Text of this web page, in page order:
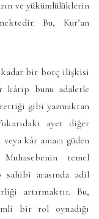
ve yükümlülüklerin
Bu, Kur’an
kadar bir borç ilişkisi
kâtip bunu adaletle
gibi yazmaktan
ayet diğer
kâr amacı güden
Muhasebenin temel
sahibi arasında adil
artırmaktır. Bu,
bir rol oynadığı